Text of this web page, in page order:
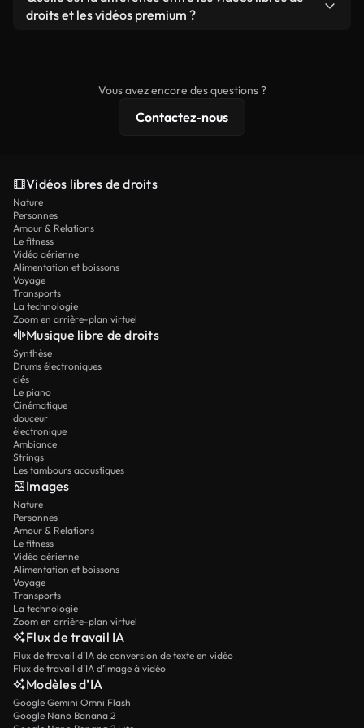
prêtes à l'emploi.
remixer nos vidéos. Assurez-vous simplement que
droits et les vidéos premium ?
résolution 4K et des protections de licence
Vous avez encore des questions ?
Contactez-nous
Vidéos libres de droits
Nature
Personnes
Amour & Relations
Le fitness
Vidéo aérienne
Alimentation et boissons
Voyage
Transports
La technologie
Zoom en arrière-plan virtuel
Musique libre de droits
Synthèse
Drums électroniques
clés
Le piano
Cinématique
douceur
électronique
Ambiance
Strings
Les tambours acoustiques
Images
Nature
Personnes
Amour & Relations
Le fitness
Vidéo aérienne
Alimentation et boissons
Voyage
Transports
La technologie
Zoom en arrière-plan virtuel
Flux de travail IA
Flux de travail d’IA de conversion de texte en vidéo
Flux de travail d’IA d’image à vidéo
Modèles d’IA
Google Gemini Omni Flash
Google Nano Banana 2